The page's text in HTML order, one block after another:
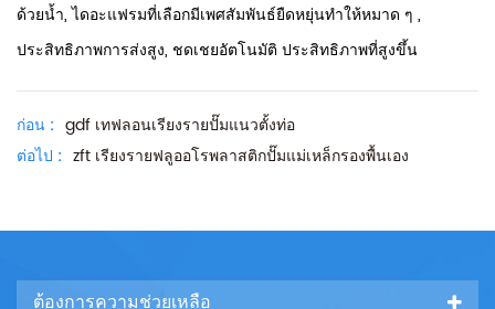
ด้วยน้ำ, ไดอะแฟรมที่เลือกมีเพศสัมพันธ์ยืดหยุ่นทำให้หมาด ๆ ,
ประสิทธิภาพการส่งสูง, ชดเชยอัตโนมัติ ประสิทธิภาพที่สูงขึ้น
ก่อน : gdf เทฟลอนเรียงรายปั๊มแนวตั้งท่อ
ต่อไป : zft เรียงรายฟลูออโรพลาสติกปั๊มแม่เหล็กรองพื้นเอง
ต้องการความช่วยเหลือ